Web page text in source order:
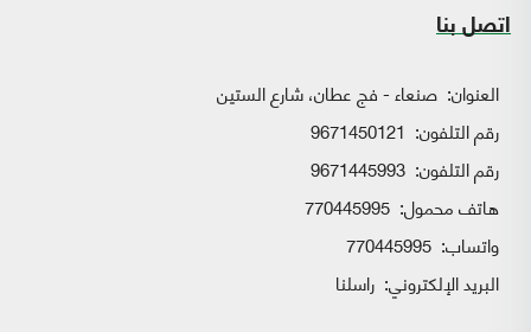
اتصل بنا
العنوان: صنعاء - فج عطان، شارع الستين
رقم التلفون: 9671450121
رقم التلفون: 9671445993
هاتف محمول: 770445995
واتساب:
البريد الإلكتروني: راسلنا